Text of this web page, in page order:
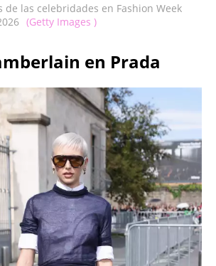
de las celebridades en Fashion Week
(Getty Images )
en Prada